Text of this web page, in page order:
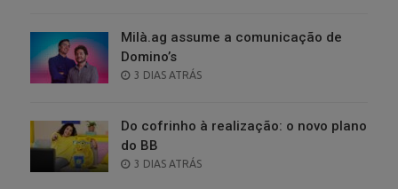
Milà.ag assume a comunicação de
Domino’s
POSTED
3 DIAS ATRÁS
Do cofrinho à realização: o novo plano
do BB
POSTED
3 DIAS ATRÁS